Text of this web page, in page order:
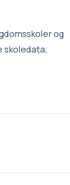
og
skoledata;